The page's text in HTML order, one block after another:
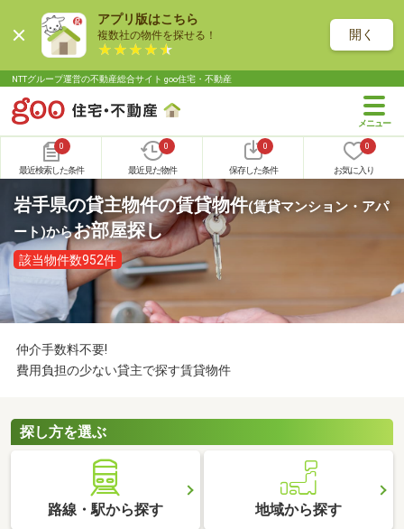
アプリ版はこちら
複数社の物件を探せる！ 開く
NTTグループ運営の不動産総合サイト goo住宅・不動産
0
最近検索した条件
0
最近見た物件
0
保存した条件
0
お気に入り
岩手県の貸主物件の賃貸物件(賃貸マンション・アパ
ート)からお部屋探し
該当物件数952件
仲介手数料不要!
費用負担の少ない貸主で探す賃貸物件
探し方を選ぶ
路線・駅から探す 地域から探す